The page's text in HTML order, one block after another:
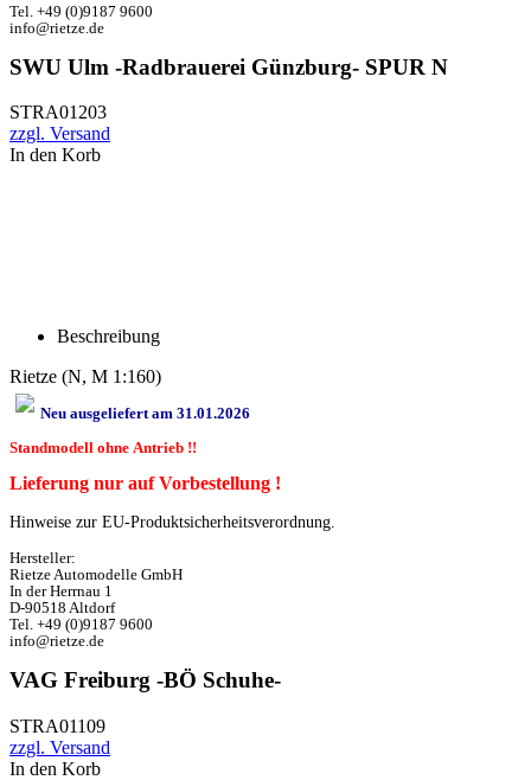
Tel. +49 (0)9187 9600
info@rietze.de
SWU Ulm -Radbrauerei Günzburg- SPUR N
STRA01203
zzgl. Versand
In den Korb
Beschreibung
Rietze (N, M 1:160)
Neu ausgeliefert am 31.01.2026
Standmodell ohne Antrieb !!
Lieferung nur auf Vorbestellung !
Hinweise zur EU-Produktsicherheitsverordnung.
Hersteller:
Rietze Automodelle GmbH
In der Herrnau 1
D-90518 Altdorf
Tel. +49 (0)9187 9600
info@rietze.de
VAG Freiburg -BÖ Schuhe-
STRA01109
zzgl. Versand
In den Korb